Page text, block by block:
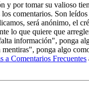
y por tomar su valioso
comentarios. Son
será anónimo, el
lo que quiere que
información", ponga
ponga algo
a Comentarios Frecuentes